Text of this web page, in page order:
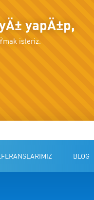
yapÄ±p,
isteriz.
BLOG